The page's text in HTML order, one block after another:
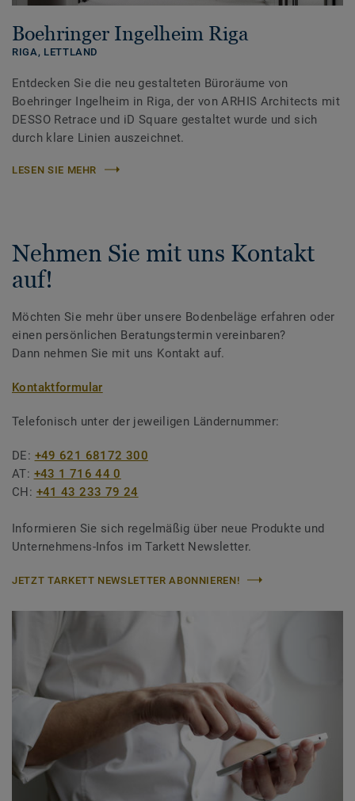
Boehringer Ingelheim Riga
RIGA, LETTLAND
Entdecken Sie die neu gestalteten Büroräume von
Boehringer Ingelheim in Riga, der von ARHIS Architects mit
DESSO Retrace und iD Square gestaltet wurde und sich
durch klare Linien auszeichnet.
LESEN SIE MEHR
Nehmen Sie mit uns Kontakt
auf!
Möchten Sie mehr über unsere Bodenbeläge erfahren oder
einen persönlichen Beratungstermin vereinbaren?
Dann nehmen Sie mit uns Kontakt auf.
Kontaktformular
Telefonisch unter der jeweiligen Ländernummer:
DE: +49 621 68172 300
AT: +43 1 716 44 0
CH: +41 43 233 79 24
Informieren Sie sich regelmäßig über neue Produkte und
Unternehmens-Infos im Tarkett Newsletter.
JETZT TARKETT NEWSLETTER ABONNIEREN!